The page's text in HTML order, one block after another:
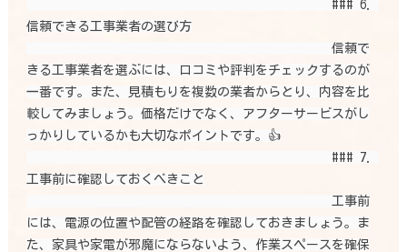
信頼できる工事業者の選び方
きる工事業者を選ぶには、口コミや評判をチェックするのが
一番です。また、見積もりを複数の業者からとり、内容を比
較してみましょう。価格だけでなく、アフターサービスがし
っかりしているかも大切なポイントです。👍
工事前に確認しておくべきこと
には、電源の位置や配管の経路を確認しておきましょう。ま
た、家具や家電が邪魔にならないよう、作業スペースを確保